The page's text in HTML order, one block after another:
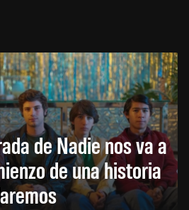
de Nadie nos va a
de una historia